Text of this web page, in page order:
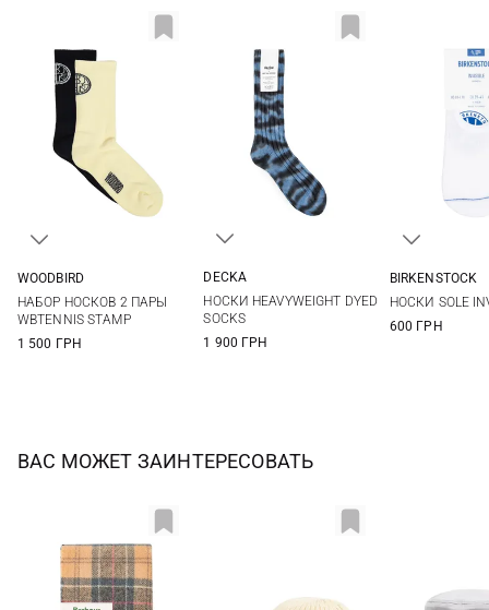
WOODBIRD
НАБОР НОСКОВ 2 ПАРЫ
WBTENNIS STAMP
1 500 ГРН
DECKA
НОСКИ HEAVYWEIGHT DYED
SOCKS
1 900 ГРН
BIRKENSTOCK
НОСКИ SOLE
600 ГРН
ВАС МОЖЕТ ЗАИНТЕРЕСОВАТЬ